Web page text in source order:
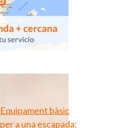
Equipament bàsic
per a una escapada: